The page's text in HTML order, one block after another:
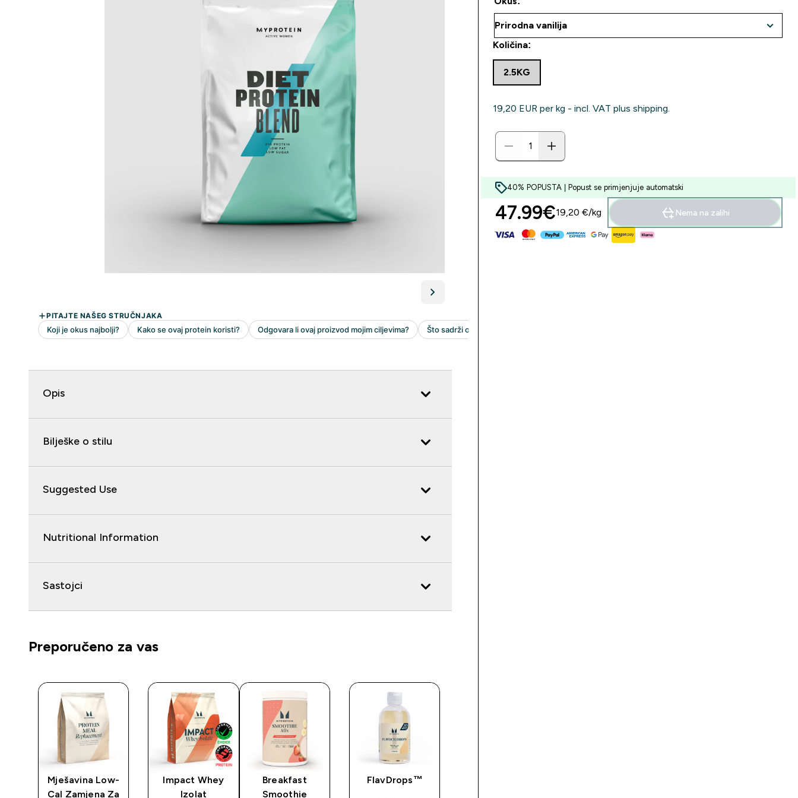
Opis
Bilješke o stilu
Suggested Use
Nutritional Information
Sastojci
Preporučeno za vas
Mješavina Low-
Cal Zamjena Za
Impact Whey
Izolat
Breakfast
Smoothie
FlavDrops™
Količina:
2.5KG
19,20 EUR‎ per kg - incl. VAT plus shipping.
40% POPUSTA | Popust se primjenjuje automatski
47.99€‎19,20 €‎/kg Nema na zalihi